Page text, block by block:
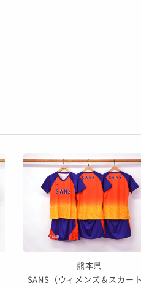
熊本県
SANS（ウィメンズ＆スカート